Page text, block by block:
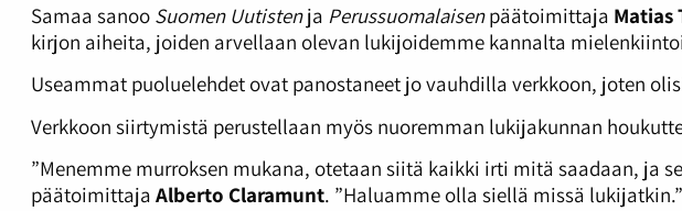
Samaa sanoo Suomen Uutistenja Perussuomalaisenpäätoimittaja Matias
kirjon aiheita, joiden arvellaan olevan lukijoidemme kannalta
Useammat puoluelehdet ovat panostaneet jo vauhdilla verkkoon, joten
Verkkoon siirtymistä perustellaan myös nuoremman lukijakunnan
”Menemme murroksen mukana, otetaan siitä kaikki irti mitä saadaan, ja
päätoimittaja Alberto Claramunt. ”Haluamme olla siellä missä lukijatkin.”